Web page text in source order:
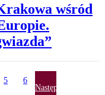
wśród
5 6
Następna